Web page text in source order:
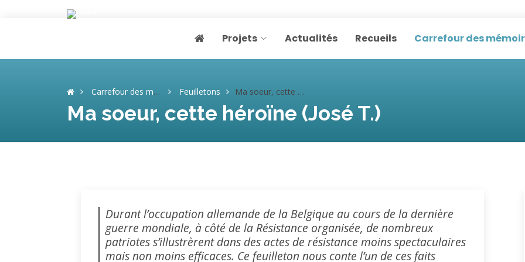
Page home
Projets Actualités Recueils Carrefour des
Carrefour des mémoires Feuilletons Ma soeur, cette héroïne (José T.)
Ma soeur, cette héroïne (José T.)
Durant l’occupation allemande de la Belgique au cours de la dernière
guerre mondiale, à côté de la Résistance organisée, de nombreux
patriotes s’illustrèrent dans des actes de résistance moins spectaculaires
mais non moins efficaces. Ce feuilleton nous conte l’un de ces faits